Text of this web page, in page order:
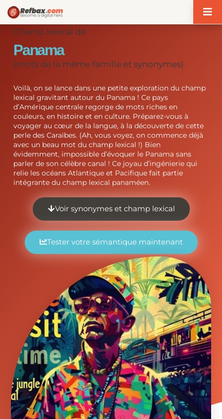
Champ lexical de
Panama
(mots de la même famille et synonymes)
Voilà, on se lance dans une petite exploration du champ
lexical gravitant autour du Panama ! Ce pays
d’Amérique centrale regorge de mots riches en
couleurs, en histoire et en culture. Préparez-vous à
voyager au cœur de la langue, à la découverte de cette
perle des Caraïbes. (Ah, vous voyez, on commence déjà
avec un beau mot du champ lexical !) Bien
évidemment, impossible d’évoquer le Panama sans
parler de son célèbre canal ! Ce joyau d’ingénierie qui
relie les océans Atlantique et Pacifique fait partie
intégrante du champ lexical panaméen.
Voir synonymes et champ lexical
Tester votre sémantique maintenant
Panneau de gestion des cookies